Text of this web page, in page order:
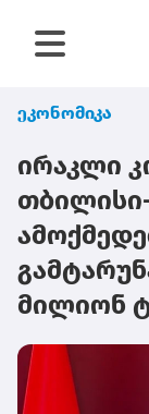
ეკონომიკა
ირაკლი
მილიონ